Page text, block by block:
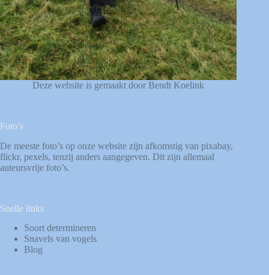
Deze website is gemaakt door Bendt Koelink
Foto’s
De meeste foto’s op onze website zijn afkomstig van pixabay,
flickr, pexels, tenzij anders aangegeven. Dit zijn allemaal
auteursvrije foto’s.
Snelle links
Soort determineren
Snavels van vogels
Blog